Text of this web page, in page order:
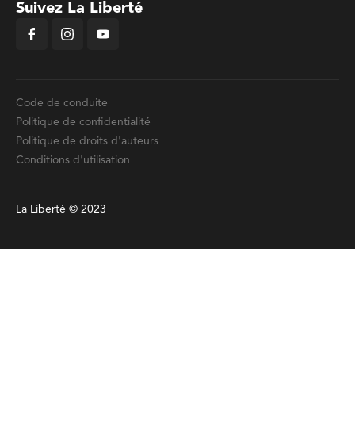
Suivez La Liberté
Code de conduite
Politique de confidentialité
Politique de droits d'auteurs
Conditions d'utilisation
La Liberté © 2023